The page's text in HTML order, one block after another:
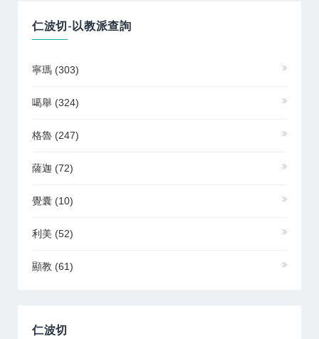
仁波切-以教派查詢
寧瑪 (303)
噶舉 (324)
格魯 (247)
薩迦 (72)
覺囊 (10)
利美 (52)
顯教 (61)
仁波切